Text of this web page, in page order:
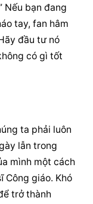
Nếu bạn đang
tay, fan hâm
đầu tư nó
có gì tốt
ta phải luôn
lẫn trong
mình một cách
Công giáo. Khó
trở thành